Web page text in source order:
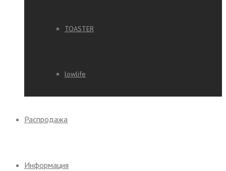
TOASTER
lowlife
Распродажа
Информация